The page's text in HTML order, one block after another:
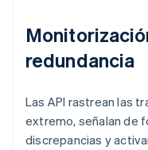
redundancia
Las API rastrean las
extremo, señalan de
discrepancias y